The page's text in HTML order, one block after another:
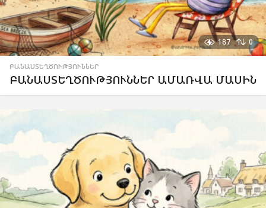
187 0
ԲԱՆԱՍՏԵՂԾՈՒԹՅՈՒՆՆԵՐ
ԲԱՆԱՍՏԵՂԾՈՒԹՅՈՒՆՆԵՐ ԱՄԱՌՎԱ ՄԱՍԻՆ